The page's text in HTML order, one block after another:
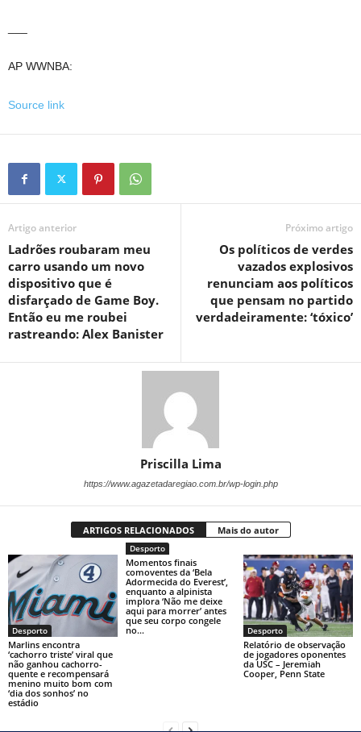
AP WWNBA:
Source link
Artigo anterior
Ladrões roubaram meu
carro usando um novo
dispositivo que é
disfarçado de Game Boy.
Então eu me roubei
rastreando: Alex Banister
Próximo artigo
Os políticos de verdes
vazados explosivos
renunciam aos políticos
que pensam no partido
verdadeiramente: ‘tóxico’
Priscilla Lima
https://www.agazetadaregiao.com.br/wp-login.php
ARTIGOS RELACIONADOS Mais do autor
Desporto
Marlins encontra
‘cachorro triste’ viral que
não ganhou cachorro-
quente e recompensará
menino muito bom com
‘dia dos sonhos’ no
estádio
Desporto
Momentos finais
comoventes da ‘Bela
Adormecida do Everest’,
enquanto a alpinista
implora ‘Não me deixe
aqui para morrer’ antes
que seu corpo congele
no...
Desporto
Relatório de observação
de jogadores oponentes
da USC – Jeremiah
Cooper, Penn State